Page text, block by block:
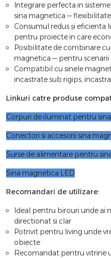
Integrare perfecta in
sina magnetica —
Consumul redus și eficienta
pentru proiecte in care
Posibilitate de combinare
magnetica — pentru scenarii
Compatibil cu sinele
incastrate sub rigips,
Linkuri catre produse
Corpuri de iluminat pentru
Conectori si accesorii sina
Surse de alimentare pentru
Sina magnetica LED
Recomandari de utilizare:
Ideal pentru birouri unde ai
directionat si clar
Potrivit pentru living unde
obiecte
Recomandat pentru vitrine